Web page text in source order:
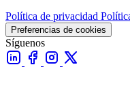
Política de privacidad
Preferencias de cookies
Síguenos